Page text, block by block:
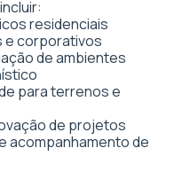
residenciais
e corporativos
de ambientes
para terrenos e
de projetos
acompanhamento de